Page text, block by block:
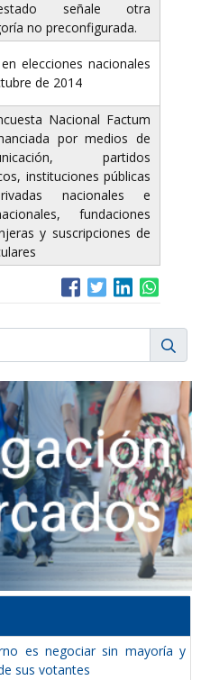
señale otra
no preconfigurada.
elecciones nacionales
de 2014
Nacional Factum
por medios de
partidos
instituciones públicas
nacionales e
fundaciones
y suscripciones de
es negociar sin mayoría y
sus votantes